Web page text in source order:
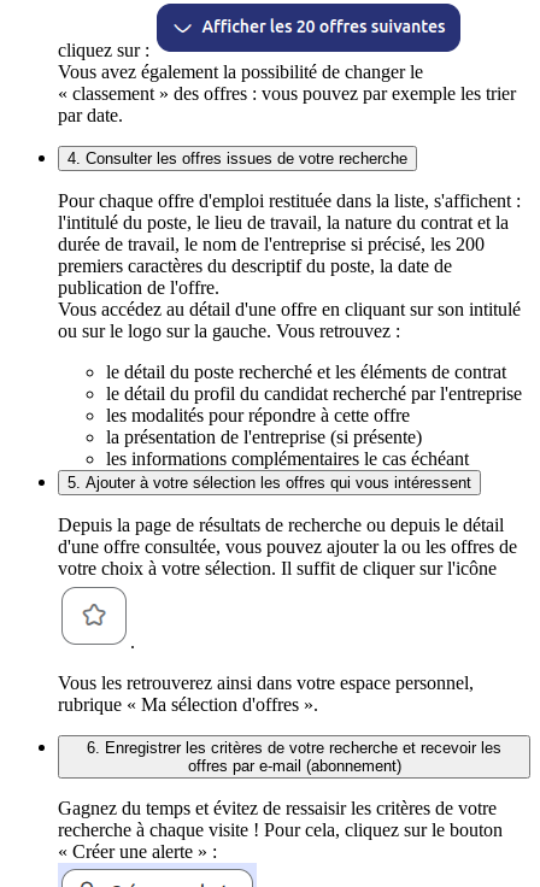
cliquez sur :
Vous avez également la possibilité de changer le
« classement » des offres : vous pouvez par exemple les trier
par date.
4. Consulter les offres issues de votre recherche
Pour chaque offre d'emploi restituée dans la liste, s'affichent :
l'intitulé du poste, le lieu de travail, la nature du contrat et la
durée de travail, le nom de l'entreprise si précisé, les 200
premiers caractères du descriptif du poste, la date de
publication de l'offre.
Vous accédez au détail d'une offre en cliquant sur son intitulé
ou sur le logo sur la gauche. Vous retrouvez :
le détail du poste recherché et les éléments de contrat
le détail du profil du candidat recherché par l'entreprise
les modalités pour répondre à cette offre
la présentation de l'entreprise (si présente)
les informations complémentaires le cas échéant
5. Ajouter à votre sélection les offres qui vous intéressent
Depuis la page de résultats de recherche ou depuis le détail
d'une offre consultée, vous pouvez ajouter la ou les offres de
votre choix à votre sélection. Il suffit de cliquer sur l'icône
.
Vous les retrouverez ainsi dans votre espace personnel,
rubrique « Ma sélection d'offres ».
6. Enregistrer les critères de votre recherche et recevoir les
offres par e-mail (abonnement)
Gagnez du temps et évitez de ressaisir les critères de votre
recherche à chaque visite ! Pour cela, cliquez sur le bouton
« Créer une alerte » :